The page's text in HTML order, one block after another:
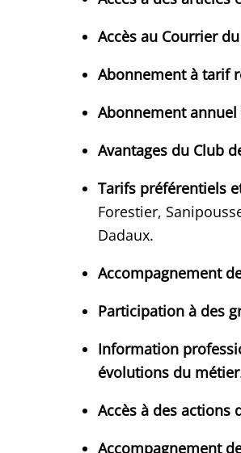
Accès au Courrier
Abonnement à tarif
Abonnement annuel
Avantages du Club
Tarifs préférentiels
Forestier,
Dadaux.
Accompagnement
Participation à des
Information
évolutions du métier
Accès à des
Accompagnement